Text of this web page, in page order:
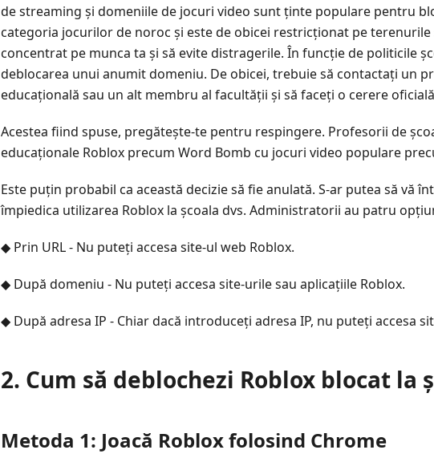
de streaming și domeniile de jocuri video sunt ținte populare pentru
categoria jocurilor de noroc și este de obicei restricționat pe
concentrat pe munca ta și să evite distragerile. În funcție de politicile
deblocarea unui anumit domeniu. De obicei, trebuie să contactați un
educațională sau un alt membru al facultății și să faceți o cerere
Acestea fiind spuse, pregătește-te pentru respingere. Profesorii de
educaționale Roblox precum Word Bomb cu jocuri video populare
Este puțin probabil ca această decizie să fie anulată. S-ar putea să vă
împiedica utilizarea Roblox la școala dvs. Administratorii au patru
◆ Prin URL - Nu puteți accesa site-ul web Roblox.
◆ După domeniu - Nu puteți accesa site-urile sau aplicațiile Roblox.
◆ După adresa IP - Chiar dacă introduceți adresa IP, nu puteți accesa
2. Cum să deblochezi Roblox blocat la
Metoda 1: Joacă Roblox folosind Chrome